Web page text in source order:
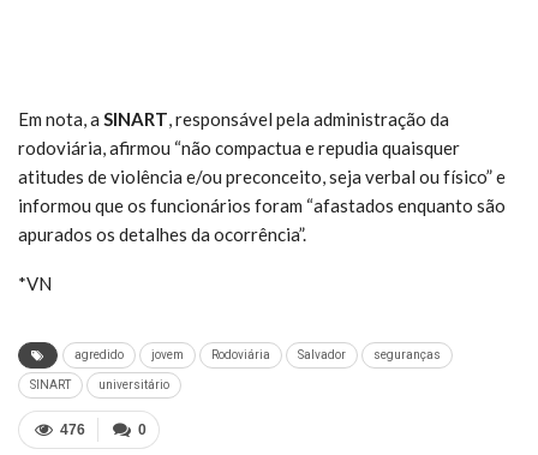
Em nota, a SINART, responsável pela administração da
rodoviária, afirmou “não compactua e repudia quaisquer
atitudes de violência e/ou preconceito, seja verbal ou físico” e
informou que os funcionários foram “afastados enquanto são
apurados os detalhes da ocorrência”.
*VN
agredido jovem Rodoviária Salvador seguranças
SINART universitário
0
476